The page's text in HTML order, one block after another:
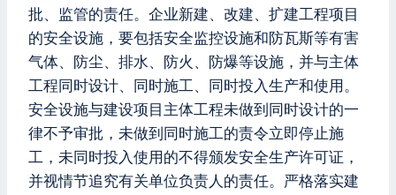
批、监管的责任。企业新建、改建、扩建工程项目
的安全设施，要包括安全监控设施和防瓦斯等有害
气体、防尘、排水、防火、防爆等设施，并与主体
工程同时设计、同时施工、同时投入生产和使用。
安全设施与建设项目主体工程未做到同时设计的一
律不予审批，未做到同时施工的责令立即停止施
工，未同时投入使用的不得颁发安全生产许可证，
并视情节追究有关单位负责人的责任。严格落实建